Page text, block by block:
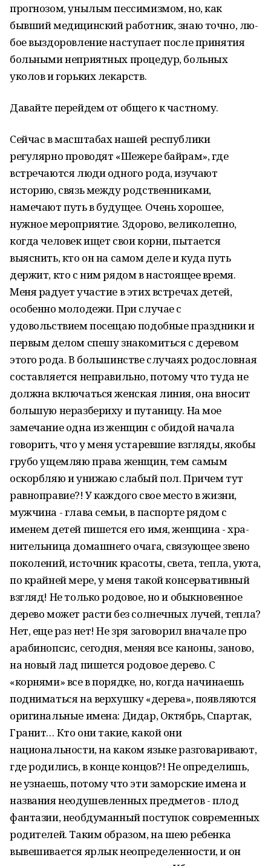
прогнозом, унылым пессимиз­мом, но, как
бывший медицинский работ­ник, знаю точ­но, лю­
б­ое выз­доровление наступает после принят­ия
больными неприятных проц­едур, больных
уколов и горь­к­их лекарств.
Давайте перейдем от общего к частному.
Сейчас в масштабах нашей республики
регулярно проводят «Шежере байрам», где
встре­ч­­аются люди одного рода, изучают
историю, связь между родственниками,
намечают путь в будущее. Очень хорошее,
нужное ме­р­о­приятие. Здорово, великолепно,
когда человек ищ­­­ет свои корни, пытается
выяснить, кто он на самом деле и куда путь
держит, кто с ним рядом в настоящее время.
Меня радует участие в этих встречах детей,
особенно моло­д­е­жи. При случае с
удовольствием посещаю подобные праздники и
первым делом спешу знакомиться с де­­­ревом
этого рода. В большинстве случаях родословная
составляется неправильно, пото­му что туда не
должна включаться женская линия, она вносит
большую не­р­азбериху и пу­т­аницу. На мое
замечание одна из женщин с обидой начала
говорить, что у меня устаревшие взгляды, якобы
грубо ущ­емляю права женщин, тем самым
оскорбляю и унижаю слабый пол. Причем тут
равноправие?! У каждого свое место в жизни,
мужчина - глава семьи, в паспорте рядом с
именем детей пишется его имя, женщина - хр­а­­
ни­тель­ни­ца домашнего оч­ага, свя­зующее звено
поколений, ис­т­очник красоты, света, тепла, уюта,
по крайней мере, у меня такой консервативный
взгляд! Не только родовое, но и обыкновенное
дер­ево может расти без солнечных лучей, тепла?
Нет, еще раз нет! Не зря заговорил вначале про
арабинопсис, сег­о­д­ня, меняя все каноны, заново,
на новый лад пишется родо­в­ое дере­во. С
«корнями» все в порядке, но, когда начинаешь
подниматься на ве­­рхушку «дерева», появля­ют­ся
оригин­аль­ные имена: Дидар, Октябрь, Спартак,
Гранит… Кто они такие, как­ой они
национальности, на ка­к­ом языке разговаривают,
где родились, в кон­це концов?! Не определишь,
не узнае­шь, потому что эти заморские имена и
названия не­од­у­шевленных пре­дметов - плод
фантазии, необдуманный поступок современных
роди­т­е­лей. Таким обр­аз­ом, на шею ребенка
вывешивается ярлык неопределенности, и он